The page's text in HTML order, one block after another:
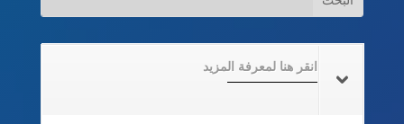
انقر هنا لمعرفة المزيد